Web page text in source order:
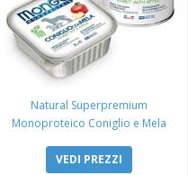
Natural Superpremium
Monoproteico Coniglio e Mela
VEDI PREZZI